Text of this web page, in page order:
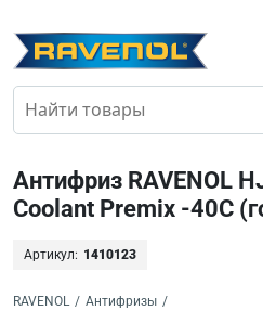
Антифриз RAVENOL
Coolant Premix -40C
Артикул: 1410123
RAVENOL / Антифризы /